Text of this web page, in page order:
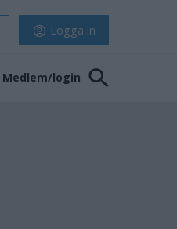
Logga in
Medlem/login